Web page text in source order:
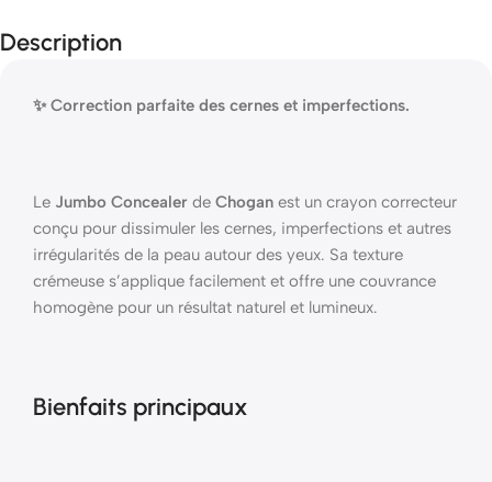
Description
✨ Correction parfaite des cernes et imperfections.
Le Jumbo Concealer de Chogan est un crayon correcteur
conçu pour dissimuler les cernes, imperfections et autres
irrégularités de la peau autour des yeux. Sa texture
crémeuse s’applique facilement et offre une couvrance
homogène pour un résultat naturel et lumineux.
Bienfaits principaux